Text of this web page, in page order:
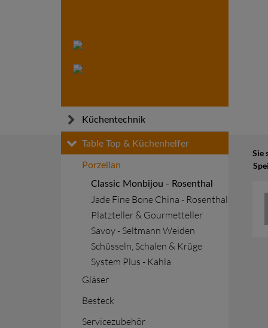
Küchentechnik
Küchen- und Gargeräte
Warmhalten
Transportieren
Kühlen und Tiefkühlen
Installationsmaterial
Table Top & Küchenhelfer
Porzellan
Classic Monbijou - Rosenthal
Jade Fine Bone China - Rosenthal
Platzteller & Gourmetteller
Savoy - Seltmann Weiden
Schüsseln, Schalen & Krüge
System Plus - Kahla
Gläser
Besteck
Servicezubehör
Sie